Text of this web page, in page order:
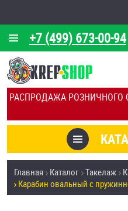
РАСПРОДАЖА РОЗНИЧНОГО
+7 (499) 673-00-94
О КОМПАНИИ
КАЛЬКУЛЯТОР
ОТЗЫВЫ
УСЛУГИ
СКИДКИ
Товары со
Анкеры
Главная Каталог Такелаж
Карабин овальный с